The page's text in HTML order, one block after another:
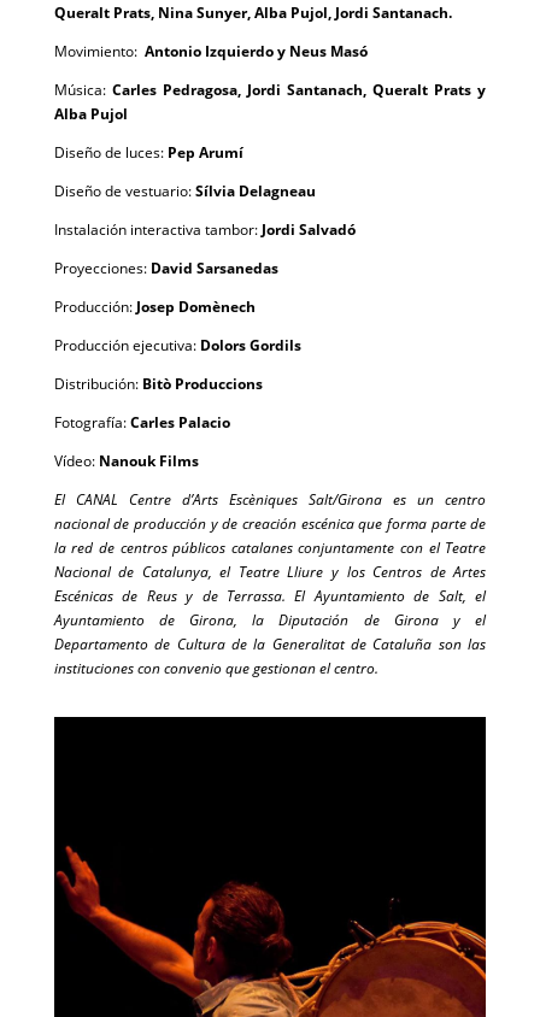
Queralt Prats, Nina Sunyer, Alba Pujol, Jordi Santanach.
Movimiento: Antonio Izquierdo y Neus Masó
Música: Carles Pedragosa, Jordi Santanach, Queralt Prats y
Alba Pujol
Diseño de luces: Pep Arumí
Diseño de vestuario:Sílvia Delagneau
Instalación interactiva tambor:Jordi Salvadó
Proyecciones: David Sarsanedas
Producción: Josep Domènech
Producción ejecutiva: Dolors Gordils
Distribución: Bitò Produccions
Fotografía:Carles Palacio
Vídeo:Nanouk Films
El CANAL Centre d’Arts Escèniques Salt/Girona es un centro
nacional de producción y de creación escénica que forma parte de
la red de centros públicos catalanes conjuntamente con el Teatre
Nacional de Catalunya, el Teatre Lliure y los Centros de Artes
Escénicas de Reus y de Terrassa. El Ayuntamiento de Salt, el
Ayuntamiento de Girona, la Diputación de Girona y el
Departamento de Cultura de la Generalitat de Cataluña son las
instituciones con convenio que gestionan el centro.